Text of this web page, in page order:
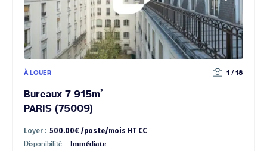
À LOUER 1 / 18
Bureaux 7 915m²
PARIS (75009)
Loyer : 500.00€ /poste/mois HT CC
Disponibilité : Immédiate